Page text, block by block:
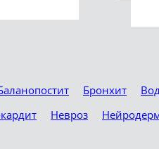
Бронхит
Невроз